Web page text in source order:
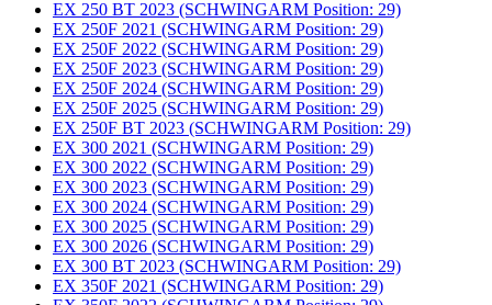
EX 250 BT 2023 (SCHWINGARM Position: 29)
EX 250F 2021 (SCHWINGARM Position: 29)
EX 250F 2022 (SCHWINGARM Position: 29)
EX 250F 2023 (SCHWINGARM Position: 29)
EX 250F 2024 (SCHWINGARM Position: 29)
EX 250F 2025 (SCHWINGARM Position: 29)
EX 250F BT 2023 (SCHWINGARM Position: 29)
EX 300 2021 (SCHWINGARM Position: 29)
EX 300 2022 (SCHWINGARM Position: 29)
EX 300 2023 (SCHWINGARM Position: 29)
EX 300 2024 (SCHWINGARM Position: 29)
EX 300 2025 (SCHWINGARM Position: 29)
EX 300 2026 (SCHWINGARM Position: 29)
EX 300 BT 2023 (SCHWINGARM Position: 29)
EX 350F 2021 (SCHWINGARM Position: 29)